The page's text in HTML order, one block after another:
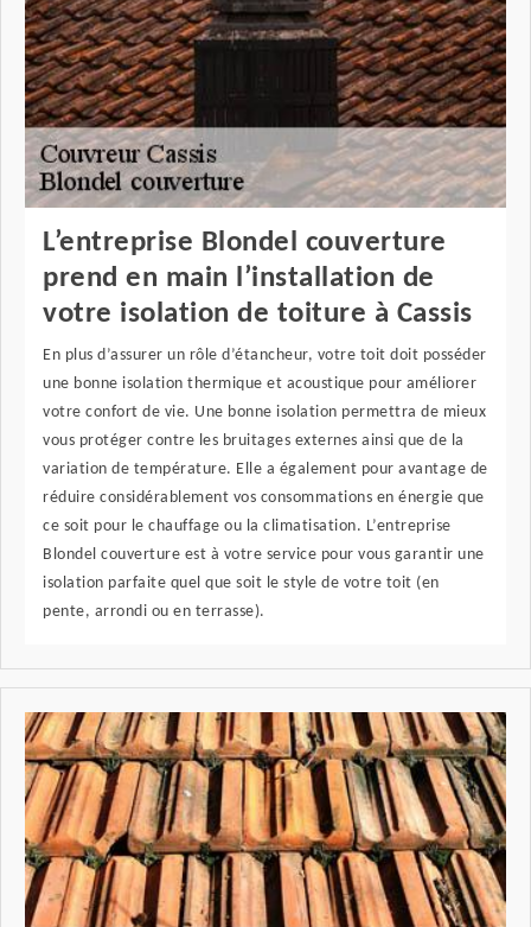
L’entreprise Blondel couverture
prend en main l’installation de
votre isolation de toiture à Cassis
En plus d’assurer un rôle d’étancheur, votre toit doit posséder
une bonne isolation thermique et acoustique pour améliorer
votre confort de vie. Une bonne isolation permettra de mieux
vous protéger contre les bruitages externes ainsi que de la
variation de température. Elle a également pour avantage de
réduire considérablement vos consommations en énergie que
ce soit pour le chauffage ou la climatisation. L’entreprise
Blondel couverture est à votre service pour vous garantir une
isolation parfaite quel que soit le style de votre toit (en
pente, arrondi ou en terrasse).